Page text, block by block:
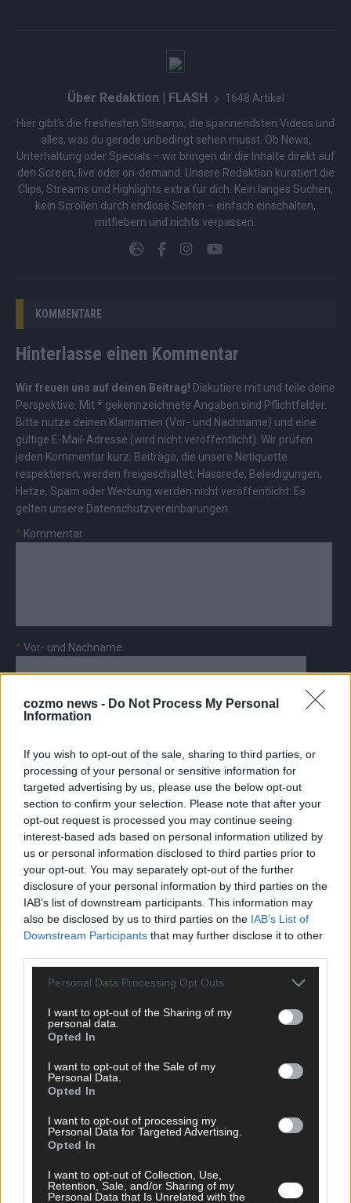
cozmo news - Do Not Process My Personal
Information
If you wish to opt-out of the sale, sharing to third parties, or
processing of your personal or sensitive information for
targeted advertising by us, please use the below opt-out
section to confirm your selection. Please note that after your
opt-out request is processed you may continue seeing
interest-based ads based on personal information utilized by
us or personal information disclosed to third parties prior to
your opt-out. You may separately opt-out of the further
disclosure of your personal information by third parties on the
IAB’s list of downstream participants. This information may
also be disclosed by us to third parties on the IAB’s List of
Downstream Participants that may further disclose it to other
Personal Data Processing Opt Outs
I want to opt-out of the Sharing of my
personal data.
Opted In
I want to opt-out of the Sale of my
Personal Data.
Opted In
I want to opt-out of processing my
Personal Data for Targeted Advertising.
Opted In
I want to opt-out of Collection, Use,
Retention, Sale, and/or Sharing of my
Personal Data that Is Unrelated with the
Über Redaktion | FLASH 1648 Artikel
Hier gibt’s die freshesten Streams, die spannendsten Videos und
alles, was du gerade unbedingt sehen musst. Ob News,
Unterhaltung oder Specials – wir bringen dir die Inhalte direkt auf
den Screen, live oder on-demand. Unsere Redaktion kuratiert die
Clips, Streams und Highlights extra für dich. Kein langes Suchen,
kein Scrollen durch endlose Seiten – einfach einschalten,
mitfiebern und nichts verpassen.
KOMMENTARE
Hinterlasse einen Kommentar
Wir freuen uns auf deinen Beitrag! Diskutiere mit und teile deine
Perspektive. Mit * gekennzeichnete Angaben sind Pflichtfelder.
Bitte nutze deinen Klarnamen (Vor- und Nachname) und eine
gültige E-Mail-Adresse (wird nicht veröffentlicht). Wir prüfen
jeden Kommentar kurz. Beiträge, die unsere Netiquette
respektieren, werden freigeschaltet; Hassrede, Beleidigungen,
Hetze, Spam oder Werbung werden nicht veröffentlicht. Es
gelten unsere Datenschutzvereinbarungen
* Kommentar
* Vor- und Nachname
AD
FOLGE UNS BEI FACEBOOK
MEDIATHEK
Germany’s Next Topmodel: Shoot-Out-Drama: Zwei
Models müssen gehen!
The Masked Singer: „Fresh“ und funky! Rave-Ioli lässt
es mit Kool & The Gang krachen
Warum sind Europawahlen so wichtig?